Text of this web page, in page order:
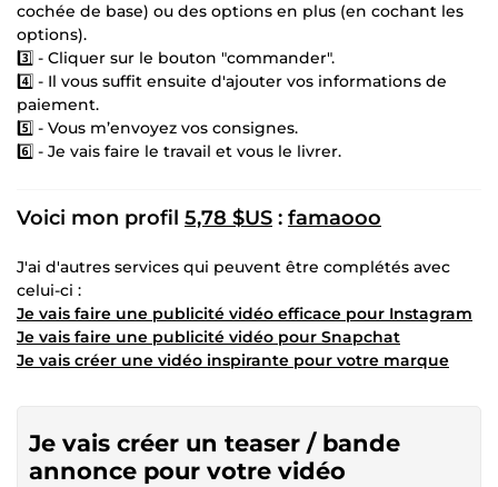
cochée de base) ou des options en plus (en cochant les
options).
3️⃣ - Cliquer sur le bouton "commander".
4️⃣ - Il vous suffit ensuite d'ajouter vos informations de
paiement.
5️⃣ - Vous m’envoyez vos consignes.
6️⃣ - Je vais faire le travail et vous le livrer.
Voici mon profil 5,78 $US : famaooo
J'ai d'autres services qui peuvent être complétés avec
celui-ci :
Je vais faire une publicité vidéo efficace pour Instagram
Je vais faire une publicité vidéo pour Snapchat
Je vais créer une vidéo inspirante pour votre marque
Je vais créer un teaser / bande
annonce pour votre vidéo